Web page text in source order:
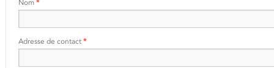
Nom *
Adresse de contact *